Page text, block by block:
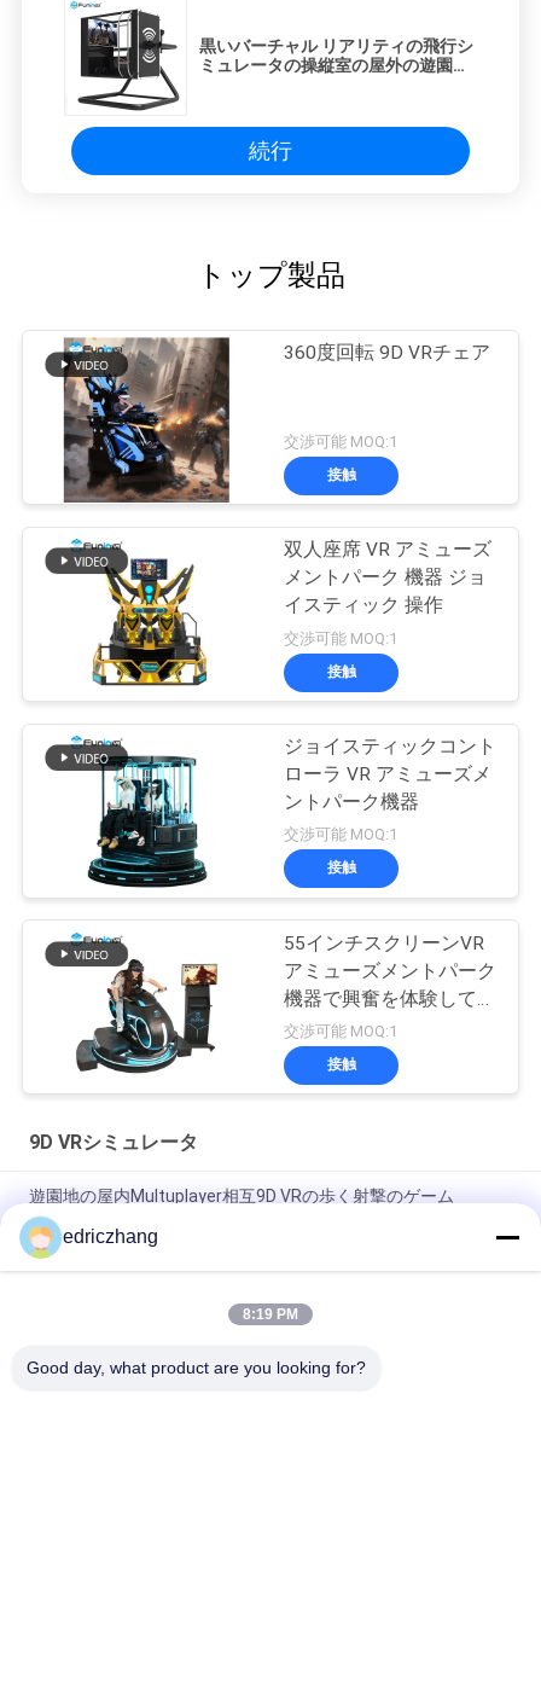
黒いバーチャル リアリティの飛行シ
ミュレータの操縦室の屋外の遊園地
続行
トップ製品
360度回転 9D VRチェア
交渉可能 MOQ:1
接触
双人座席 VR アミューズ
メントパーク 機器 ジョ
イスティック 操作
交渉可能 MOQ:1
接触
ジョイスティックコント
ローラ VR アミューズメ
ントパーク機器
交渉可能 MOQ:1
接触
55インチスクリーンVR
アミューズメントパーク
機器で興奮を体験してく
ださい
交渉可能 MOQ:1
接触
9D VRシミュレータ
遊園地の屋内Multuplayer相互9D VRの歩く射撃のゲーム
VRのシミュレーター6座席9dシミュレーターが付いている屋内
9D VRのシミュレーターのゲーム・マシン
相互アーケード・ゲーム機械Vr Eの宇宙遊泳9dのバーチャル リ
edriczhang
8:19 PM
Good day, what product are you looking for?